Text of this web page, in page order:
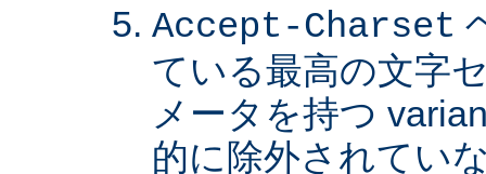
Accept-Charset
ている最高の文字
メータを持つ
的に除外されてい